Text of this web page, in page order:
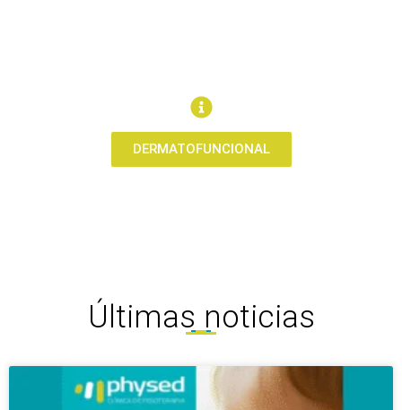
DERMATOFUNCIONAL
Últimas noticias